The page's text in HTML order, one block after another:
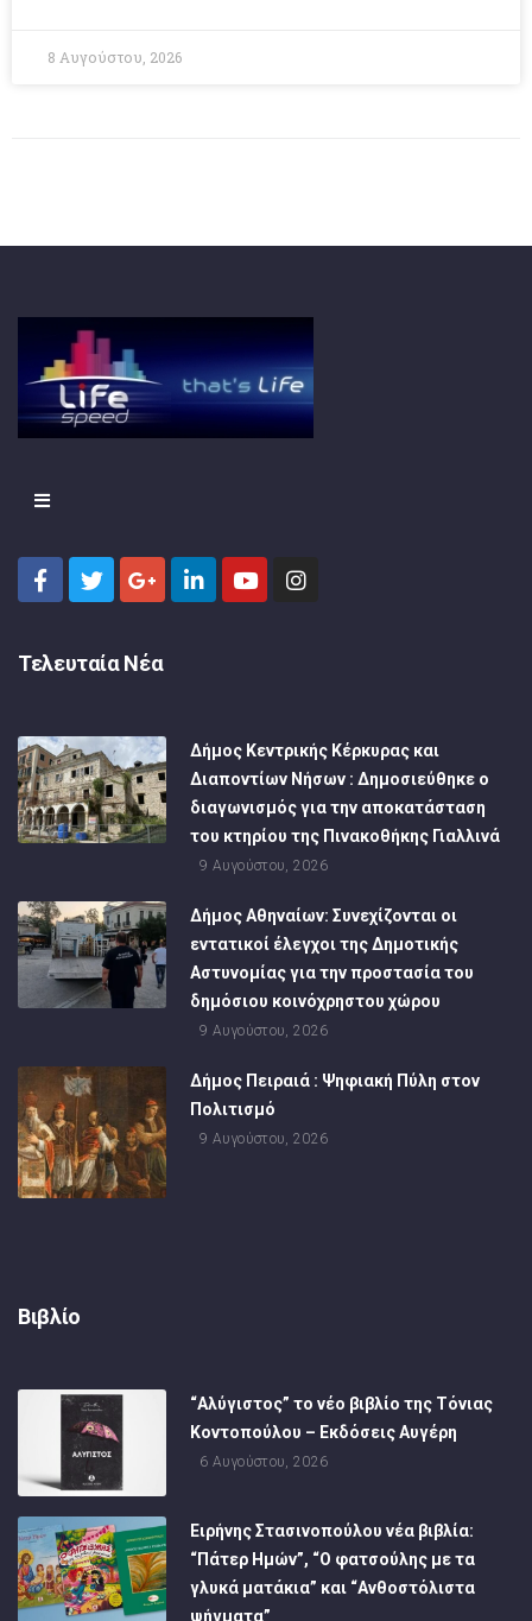
8 Αυγούστου, 2026
Τελευταία Νέα
Δήμος Κεντρικής Κέρκυρας και
Διαποντίων Νήσων : Δημοσιεύθηκε ο
διαγωνισμός για την αποκατάσταση
του κτηρίου της Πινακοθήκης Γιαλλινά
9 Αυγούστου, 2026
Δήμος Αθηναίων: Συνεχίζονται οι
εντατικοί έλεγχοι της Δημοτικής
Αστυνομίας για την προστασία του
δημόσιου κοινόχρηστου χώρου
9 Αυγούστου, 2026
Δήμος Πειραιά : Ψηφιακή Πύλη στον
Πολιτισμό
9 Αυγούστου, 2026
Βιβλίο
“Αλύγιστος” το νέο βιβλίο της Τόνιας
Κοντοπούλου – Εκδόσεις Αυγέρη
6 Αυγούστου, 2026
Ειρήνης Στασινοπούλου νέα βιβλία:
“Πάτερ Ημών”, “Ο φατσούλης με τα
γλυκά ματάκια” και “Ανθοστόλιστα
ψήγματα”